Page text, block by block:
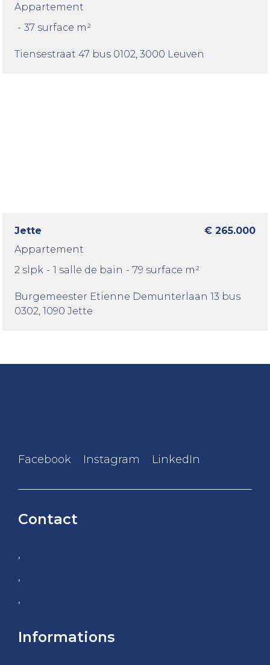
Appartement
- 37 surface m²
Tiensestraat 47 bus 0102 , 3000 Leuven
Jette
€ 265.000
Appartement
2 slpk - 1 salle de bain - 79 surface m²
Burgemeester Etienne Demunterlaan 13 bus
0302 , 1090 Jette
Facebook Instagram LinkedIn
Contact
,
,
,
Informations